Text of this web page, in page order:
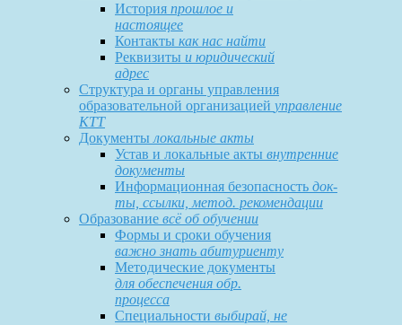
История прошлое и
настоящее
Контакты как нас найти
Реквизиты и юридический
адрес
Структура и органы управления
образовательной организацией управление
КТТ
Документы локальные акты
Устав и локальные акты внутренние
документы
Информационная безопасность док-
ты, ссылки, метод. рекомендации
Образование всё об обучении
Формы и сроки обучения
важно знать абитуриенту
Методические документы
для обеспечения обр.
процесса
Специальности выбирай, не